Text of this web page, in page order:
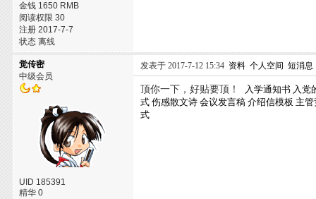
金钱 1650 RMB
阅读权限 30
注册 2017-7-7
状态 离线
觉传密
中级会员
UID 185391
精华 0
发表于 2017-7-12 15:34 资料 个人空间 短消息
顶你一下，好贴要顶！ 入学通知书 入党
式 伤感散文诗 会议发言稿 介绍信模板 主
式